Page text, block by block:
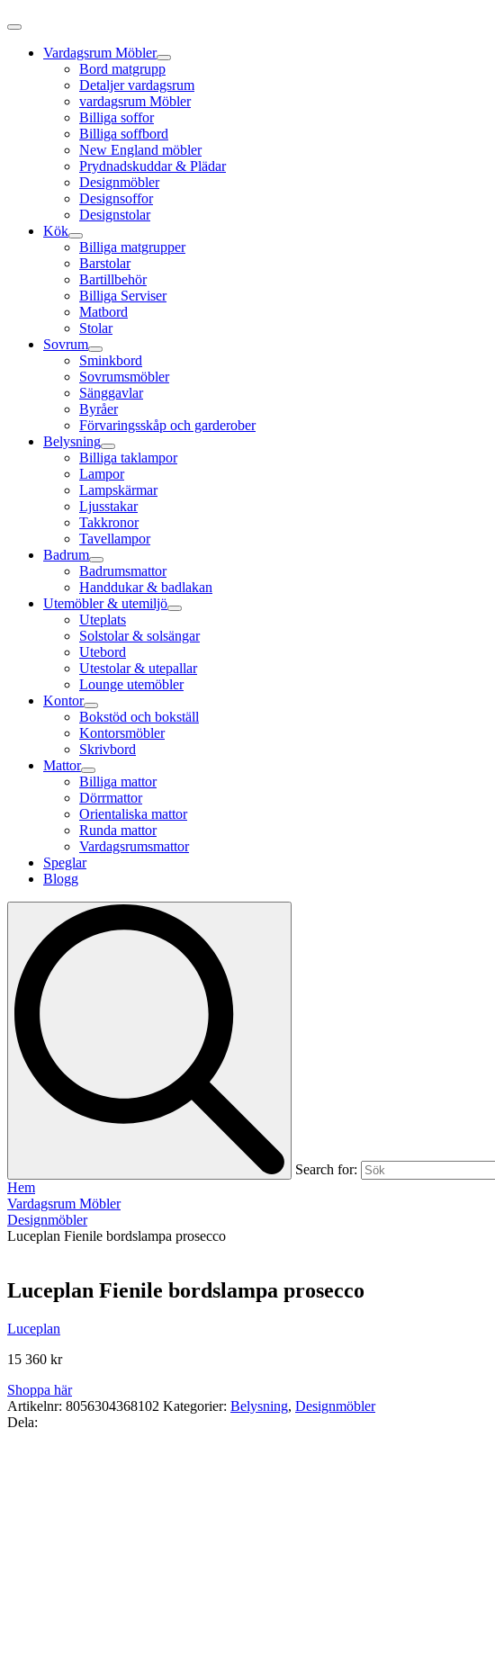
Vardagsrum Möbler
Bord matgrupp
Detaljer vardagsrum
vardagsrum Möbler
Billiga soffor
Billiga soffbord
New England möbler
Prydnadskuddar & Plädar
Designmöbler
Designsoffor
Designstolar
Kök
Billiga matgrupper
Barstolar
Bartillbehör
Billiga Serviser
Matbord
Stolar
Sovrum
Sminkbord
Sovrumsmöbler
Sänggavlar
Byråer
Förvaringsskåp och garderober
Belysning
Billiga taklampor
Lampor
Lampskärmar
Ljusstakar
Takkronor
Tavellampor
Badrum
Badrumsmattor
Handdukar & badlakan
Utemöbler & utemiljö
Uteplats
Solstolar & solsängar
Utebord
Utestolar & utepallar
Lounge utemöbler
Kontor
Bokstöd och bokställ
Kontorsmöbler
Skrivbord
Mattor
Billiga mattor
Dörrmattor
Orientaliska mattor
Runda mattor
Vardagsrumsmattor
Speglar
Blogg
Search for:
Hem
Vardagsrum Möbler
Designmöbler
Luceplan Fienile bordslampa prosecco
Luceplan Fienile bordslampa prosecco
Luceplan
15 360 kr
Shoppa här
Artikelnr: 8056304368102 Kategorier: Belysning, Designmöbler
Dela: